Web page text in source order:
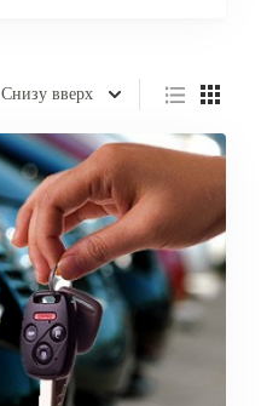
Снизу вверх